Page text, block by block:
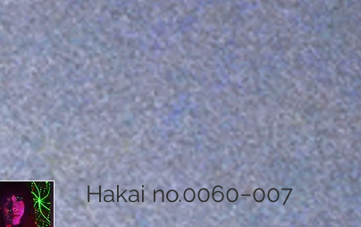
Hakai no.0060−007